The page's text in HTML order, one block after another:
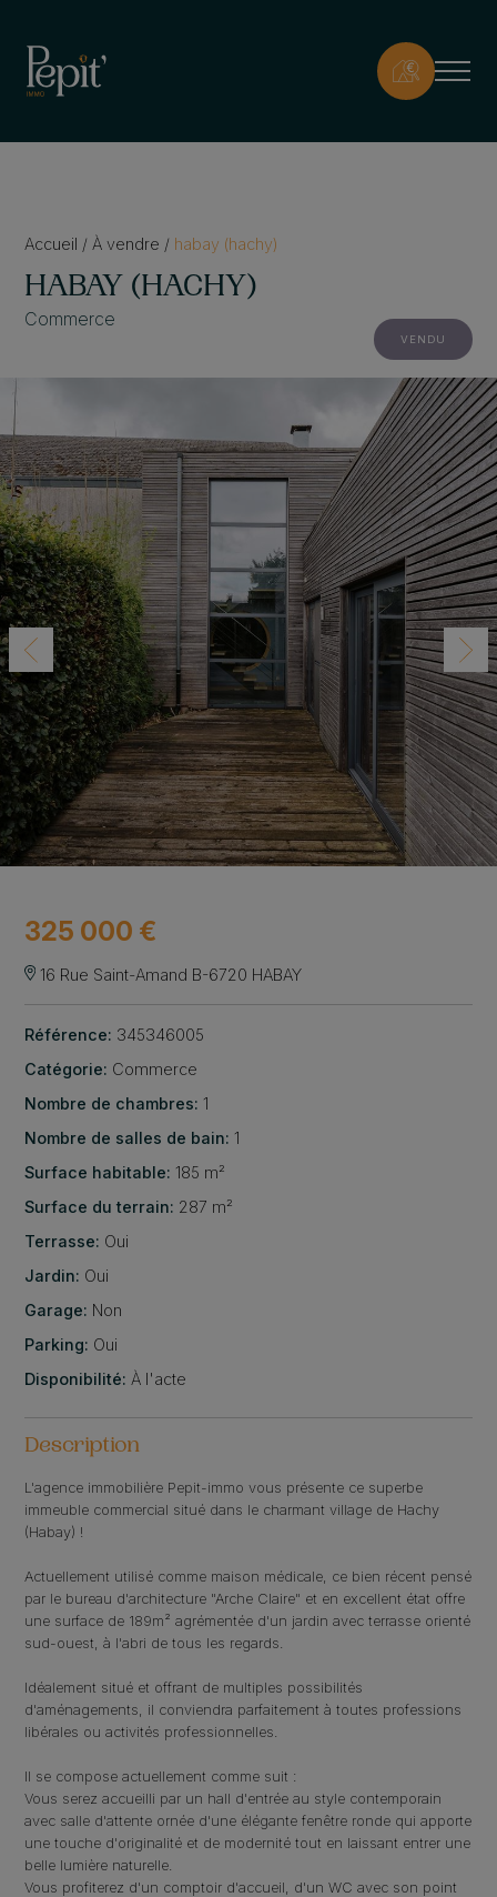
Accueil / À vendre / habay (hachy)
HABAY (HACHY)
Commerce
VENDU
16 Rue Saint-Amand B-6720 HABAY
325 000 €
Référence: 345346005
Catégorie: Commerce
Nombre de chambres: 1
Nombre de salles de bain: 1
Surface habitable: 185 m²
Surface du terrain: 287 m²
Terrasse: Oui
Jardin: Oui
Garage: Non
Parking: Oui
Disponibilité: À l'acte
Description
L'agence immobilière Pepit-immo vous présente ce superbe
immeuble commercial situé dans le charmant village de Hachy
(Habay) !
Actuellement utilisé comme maison médicale, ce bien récent pensé
par le bureau d'architecture "Arche Claire" et en excellent état offre
une surface de 189m² agrémentée d'un jardin avec terrasse orienté
sud-ouest, à l'abri de tous les regards.
Idéalement situé et offrant de multiples possibilités
d'aménagements, il conviendra parfaitement à toutes professions
libérales ou activités professionnelles.
Il se compose actuellement comme suit :
Vous serez accueilli par un hall d'entrée au style contemporain
avec salle d'attente ornée d'une élégante fenêtre ronde qui apporte
une touche d'originalité et de modernité tout en laissant entrer une
belle lumière naturelle.
Vous profiterez d'un comptoir d'accueil, d'un WC avec son point